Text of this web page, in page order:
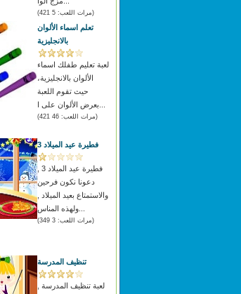
(مرات اللعب: 5 421)
تعلم اسماء الألوان
بالانجليزية
لعبة تعليم طفلك اسماء
الألوان بالانجليزية،
حيث تقوم اللعبة
(مرات اللعب: 46 421)
فطيرة عيد الميلاد 3
دعونا نكون فرحين
والاستمتاع بعيد الميلاد ,
(مرات اللعب: 3 349)
تنظيف المدرسة
لعبة تنظيف المدرسة ,